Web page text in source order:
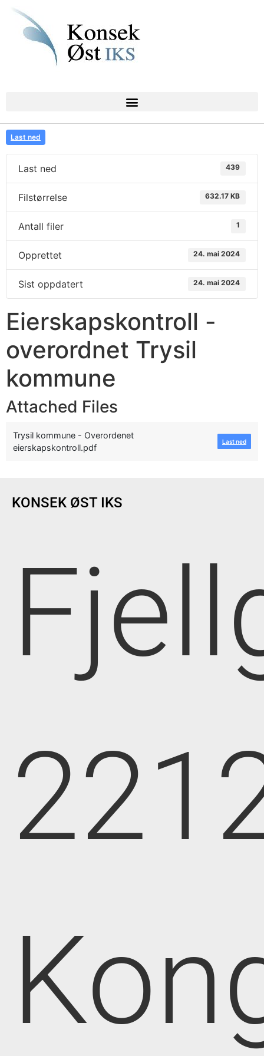
Last ned
Last ned 439
Filstørrelse 632.17 KB
Antall filer 1
Opprettet 24. mai 2024
Sist oppdatert 24. mai 2024
Eierskapskontroll -
overordnet Trysil
kommune
Attached Files
Trysil kommune - Overordenet
eierskapskontroll.pdf
Last ned
KONSEK ØST IKS